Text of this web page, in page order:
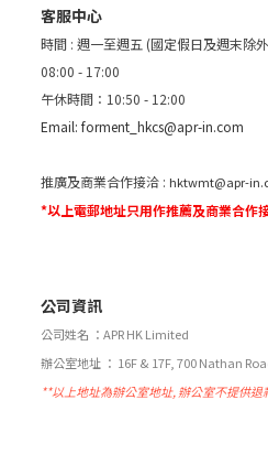
客服中心
時間 : 週一至週五 (國定假日及週末除
08:00 - 17:00
午休時間：10:50 - 12:00
Email: forment_hkcs@apr-in.com
推廣及商業合作接洽 : hktwmt@apr-
*以上電郵地址只用作推薦及商業合作
公司資訊
公司姓名 ：APR HK Limited
辦公室地址 ： 16F & 17F, 700 Nathan
**以上地址為辦公室地址, 辦公室不提供退